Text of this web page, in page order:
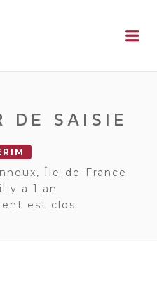
DE SAISIE
Île-de-France
y a 1 an
est clos